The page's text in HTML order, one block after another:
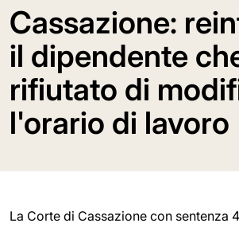
Cassazione:
il dipendente
rifiutato di
l'orario di lavoro
La Corte di Cassazione con sentenza